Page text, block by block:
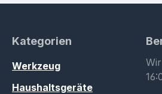
Kategorien
Werkzeug
Haushaltsgeräte